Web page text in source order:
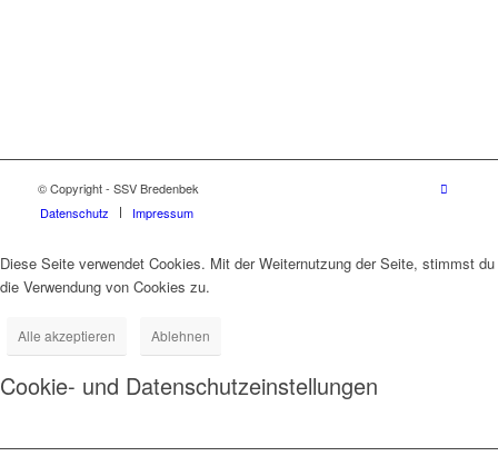
© Copyright - SSV Bredenbek
Datenschutz
Impressum
Diese Seite verwendet Cookies. Mit der Weiternutzung der Seite, stimmst du
die Verwendung von Cookies zu.
Alle akzeptieren Ablehnen
Cookie- und Datenschutzeinstellungen